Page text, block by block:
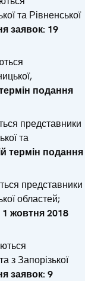
та Рівненської
заявок: 19
подання
представники
та
термін подання
представники
областей;
1 жовтня 2018
з Запорізької
заявок: 9